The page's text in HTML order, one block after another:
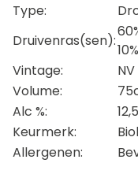
Type:
Druivenras(sen):
Vintage:
NV
Volume:
Alc %:
Keurmerk:
Allergenen: